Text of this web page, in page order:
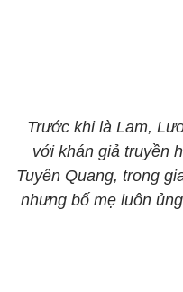
Trước khi là Lam,
với khán giả truyền
Tuyên Quang, trong
nhưng bố mẹ luôn